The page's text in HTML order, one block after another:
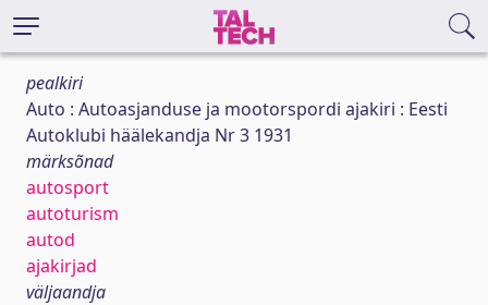
pealkiri
Auto : Autoasjanduse ja mootorspordi ajakiri : Eesti
Autoklubi häälekandja Nr 3 1931
märksõnad
autosport
autoturism
autod
ajakirjad
väljaandja